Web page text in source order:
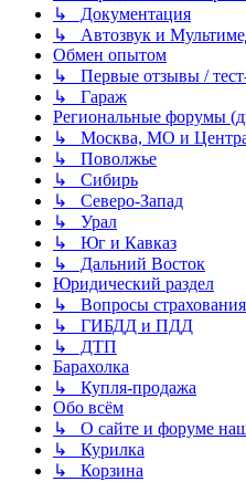
↳ Документация
↳ Автозвук и
Обмен опытом
↳ Первые отзывы /
↳ Гараж
Региональные форумы
↳ Москва, МО и
↳ Поволжье
↳ Сибирь
↳ Северо-Запад
↳ Урал
↳ Юг и Кавказ
↳ Дальний Восток
Юридический раздел
↳ Вопросы страхования
↳ ГИБДД и ПДД
↳ ДТП
Барахолка
↳ Купля-продажа
Обо всём
↳ О сайте и форуме
↳ Курилка
↳ Корзина